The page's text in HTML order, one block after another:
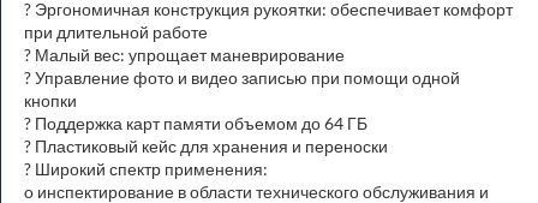
? Эргономичная конструкция рукоятки: обеспечивает комфорт
при длительной работе
? Малый вес: упрощает маневрирование
? Управление фото и видео записью при помощи одной
кнопки
? Поддержка карт памяти объемом до 64 ГБ
? Пластиковый кейс для хранения и переноски
? Широкий спектр применения:
o инспектирование в области технического обслуживания и